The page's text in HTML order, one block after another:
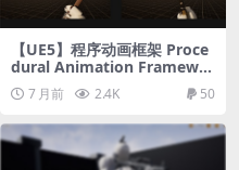
【UE5】程序动画框架 Proce
dural Animation Framewor
k 7 月前 2.4K 50